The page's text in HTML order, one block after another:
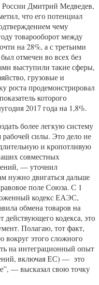
Дмитрий Медведев,
что его потенциал
чему
товарооборот между
на 28%, а с третьими
отмечен во всех без
выступили такие сферы,
грузовые и
роста продемонстрировал
которого
2017 года на 1,8%.
более легкую систему
силы. Это дело не
и кропотливую
совместных
— уточнил
нужно двигаться дальше
поле Союза. С 1
кодекс ЕАЭС,
обмена товаров на
кодекса, это
Полагаю, тот факт,
вокруг этого сложного
на интеграционный опыт
включая ЕС) — это
— высказал свою точку